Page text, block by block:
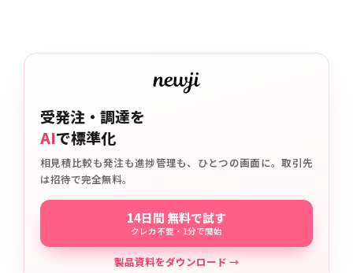
受発注・調達を
AIで標準化
相見積比較も発注も進捗管理も、ひとつの画面に。取引先
は招待で完全無料。
14日間 無料で試す
クレカ不要・1分で開始
製品資料をダウンロード →